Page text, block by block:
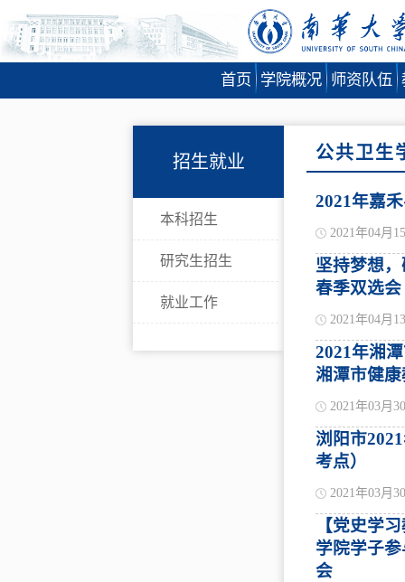
首页 学院概况 师资队伍
招生就业
本科招生
研究生招生
就业工作
公共卫生
2021年嘉
2021年04月
坚持梦想
春季双选会
2021年04月
2021年湘
湘潭市健
2021年03月
浏阳市
考点）
2021年03月
【党史学
学院学子
会